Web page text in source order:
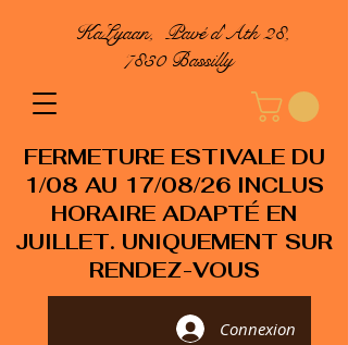
KaLyaan, Pavé d'Ath 28,
7830 Bassilly
Connexion
FERMETURE ESTIVALE DU
1/08 AU 17/08/26 INCLUS
HORAIRE ADAPTÉ EN
JUILLET. UNIQUEMENT SUR
RENDEZ-VOUS